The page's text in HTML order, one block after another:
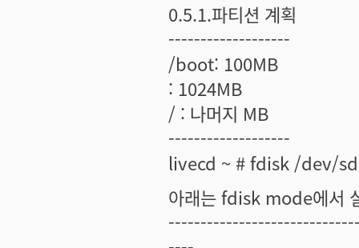
0.5.1.파티션 계획
-------------------
/boot: 100MB
: 1024MB
/ : 나머지 MB
-------------------
livecd ~ # fdisk /dev/
아래는 fdisk mode에서